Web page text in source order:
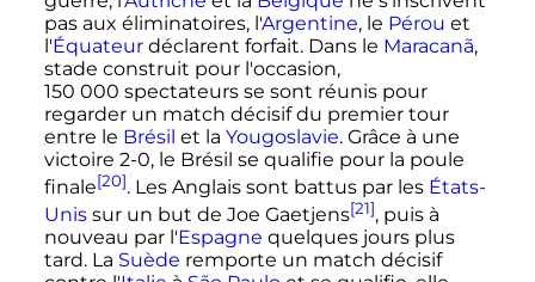
pas aux éliminatoires, l'Argentine, le Pérou et
l'Équateurdéclarent forfait. Dans le Maracanã,
stade construit pour l'occasion,
150 000 spectateursse sont réunis pour
regarder un match décisif du premier tour
entre le Brésil et la Yougoslavie. Grâce à une
victoire 2-0, le Brésil se qualifie pour la poule
finale[20]. Les Anglais sont battus par les États-
Unissur un but de Joe Gaetjens[21], puis à
nouveau par l'Espagne quelques jours plus
tard. La Suède remporte un match décisif